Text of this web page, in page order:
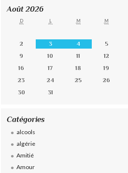
Août 2026
D L M M
2
3 4 5
9
10 11 12
16
17 18 19
23
24 25 26
30
31
Catégories
alcools
algérie
Amitié
Amour